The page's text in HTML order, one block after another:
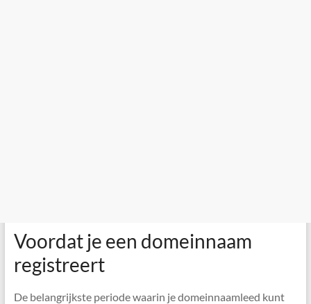
Voordat je een domeinnaam
registreert
De belangrijkste periode waarin je domeinnaamleed kunt